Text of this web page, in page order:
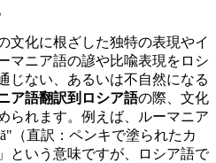
文化に根ざした独特の表現やイ
マニア語の諺や比喩表現をロシ
じない、あるいは不自然になる
ア語翻訳到ロシア語の際、文化
られます。例えば、ルーマニア
（直訳：ペンキで塗られたカ
という意味ですが、ロシア語で